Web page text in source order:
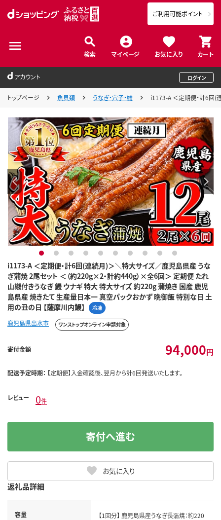
検索 マイページ お気に入り カート
ご利用可能ポイント
アカウント ログイン
トップページ 魚貝類 うなぎ・穴子・鱧 i1173-A ＜定期便・計6回(
i1173-A ＜定期便・計6回(連続月)＞＼特大サイズ／鹿児島県産 うな
ぎ蒲焼 2尾セット ＜（約220g×2・計約440g）×全6回＞ 定期便 たれ
山椒付きうなぎ 鰻 ウナギ 特大 特大サイズ 約220g 蒲焼き 国産 鹿児
島県産 焼きたて 生産量日本一 真空パックおかず 晩御飯 特別な日 土
用の丑の日 【薩摩川内鰻】
冷凍
1 2 3 4 5 6 7 8 9 10
鹿児島県出水市 ワンストップオンライン申請対象
寄付金額 94,000円
配送予定時期： 【定期便】入金確認後、翌月から計6回発送いたします。
レビュー 0件
お気に入り
寄付へ進む
返礼品詳細
容量
【1回分】 鹿児島県産うなぎ長蒲焼：約220